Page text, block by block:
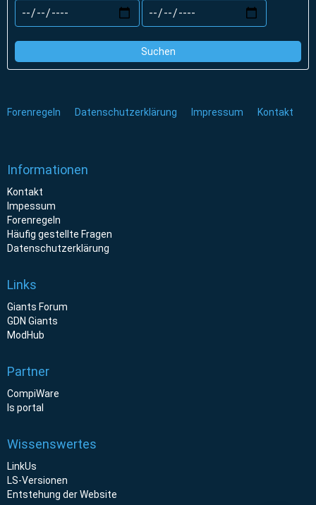
Suchen
Forenregeln Datenschutzerklärung Impressum Kontakt
Informationen
Kontakt
Impessum
Forenregeln
Häufig gestellte Fragen
Datenschutzerklärung
Links
Giants Forum
GDN Giants
ModHub
Partner
CompiWare
ls portal
Wissenswertes
LinkUs
LS-Versionen
Entstehung der Website